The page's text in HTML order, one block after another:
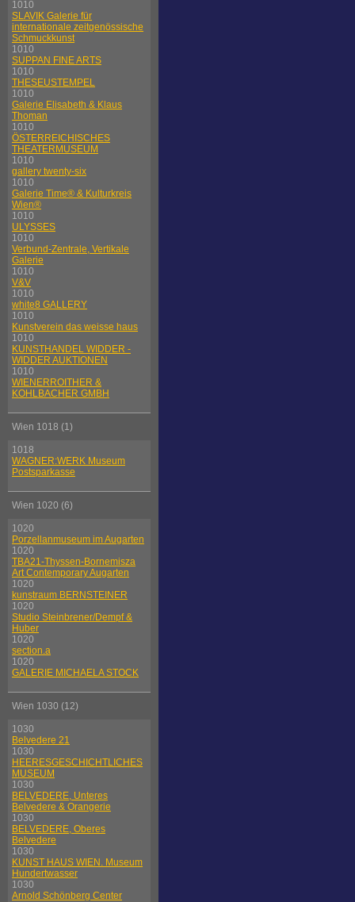
1010
SLAVIK Galerie für
internationale zeitgenössische
Schmuckkunst
1010
SUPPAN FINE ARTS
1010
THESEUSTEMPEL
1010
Galerie Elisabeth & Klaus
Thoman
1010
ÖSTERREICHISCHES
THEATERMUSEUM
1010
gallery twenty-six
1010
Galerie Time® & Kulturkreis
Wien®
1010
ULYSSES
1010
Verbund-Zentrale, Vertikale
Galerie
1010
V&V
1010
white8 GALLERY
1010
Kunstverein das weisse haus
1010
KUNSTHANDEL WIDDER -
WIDDER AUKTIONEN
1010
WIENERROITHER &
KOHLBACHER GMBH
Wien 1018 (1)
1018
WAGNER:WERK Museum
Postsparkasse
Wien 1020 (6)
1020
Porzellanmuseum im Augarten
1020
TBA21-Thyssen-Bornemisza
Art Contemporary Augarten
1020
kunstraum BERNSTEINER
1020
Studio Steinbrener/Dempf &
Huber
1020
section.a
1020
GALERIE MICHAELA STOCK
Wien 1030 (12)
1030
Belvedere 21
1030
HEERESGESCHICHTLICHES
MUSEUM
1030
BELVEDERE, Unteres
Belvedere & Orangerie
1030
BELVEDERE, Oberes
Belvedere
1030
KUNST HAUS WIEN. Museum
Hundertwasser
1030
Arnold Schönberg Center